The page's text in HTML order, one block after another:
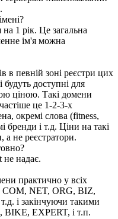
1 рік. Це загальна
ім'я можна
в певній зоні реєстри цих
будуть доступні для
ціною. Такі домени
це 1-2-3-х
окремі слова (fitness,
бренди і т.д. Ціни на такі
а не реєстратори.
не надає.
практично у всіх
COM, NET, ORG, BIZ,
і закінчуючи такими
EXPERT, і т.п.